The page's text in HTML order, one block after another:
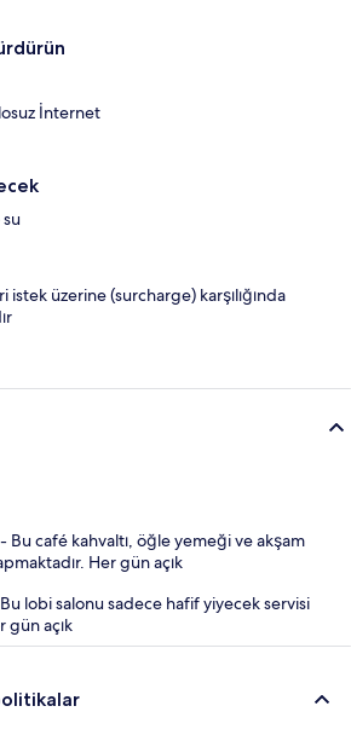
İnternet
istek üzerine (surcharge) karşılığında
Bu café kahvaltı, öğle yemeği ve akşam
Her gün açık
lobi salonu sadece hafif yiyecek servisi
gün açık